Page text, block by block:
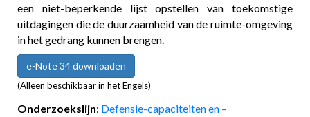
een niet-beperkende lijst opstellen van toekomstige
uitdagingen die de duurzaamheid van de ruimte-omgeving
in het gedrang kunnen brengen.
e-Note 34 downloaden
(Alleen beschikbaar in het Engels)
Onderzoekslijn: Defensie-capaciteiten en –